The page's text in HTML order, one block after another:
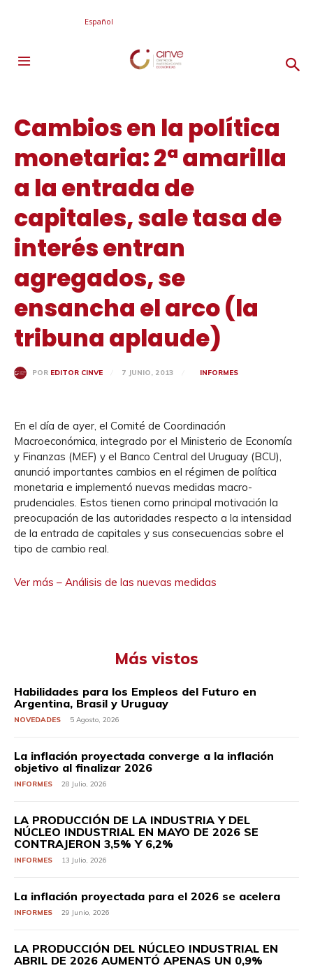
Español
Cambios en la política
monetaria: 2ª amarilla
a la entrada de
capitales, sale tasa de
interés entran
agregados, se
ensancha el arco (la
tribuna aplaude)
POR EDITOR CINVE 7 JUNIO, 2013 INFORMES
En el día de ayer, el Comité de Coordinación
Macroeconómica, integrado por el Ministerio de Economía
y Finanzas (MEF) y el Banco Central del Uruguay (BCU),
anunció importantes cambios en el régimen de política
monetaria e implementó nuevas medidas macro-
prudenciales. Estos tienen como principal motivación la
preocupación de las autoridades respecto a la intensidad
de la entrada de capitales y sus consecuencias sobre el
tipo de cambio real.
Ver más – Análisis de las nuevas medidas
Más vistos
Habilidades para los Empleos del Futuro en
Argentina, Brasil y Uruguay
NOVEDADES 5 Agosto, 2026
La inflación proyectada converge a la inflación
objetivo al finalizar 2026
INFORMES 28 Julio, 2026
LA PRODUCCIÓN DE LA INDUSTRIA Y DEL
NÚCLEO INDUSTRIAL EN MAYO DE 2026 SE
CONTRAJERON 3,5% Y 6,2%
INFORMES 13 Julio, 2026
La inflación proyectada para el 2026 se acelera
INFORMES 29 Junio, 2026
LA PRODUCCIÓN DEL NÚCLEO INDUSTRIAL EN
ABRIL DE 2026 AUMENTÓ APENAS UN 0,9%